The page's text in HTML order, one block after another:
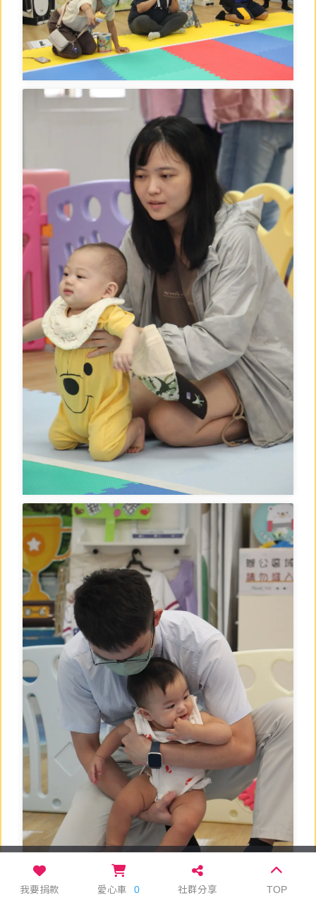
我要捐款 愛心車 0 社群分享 TOP
本網站使用 cookie 及相關技術分析來改善使用
者體驗
隱私條款